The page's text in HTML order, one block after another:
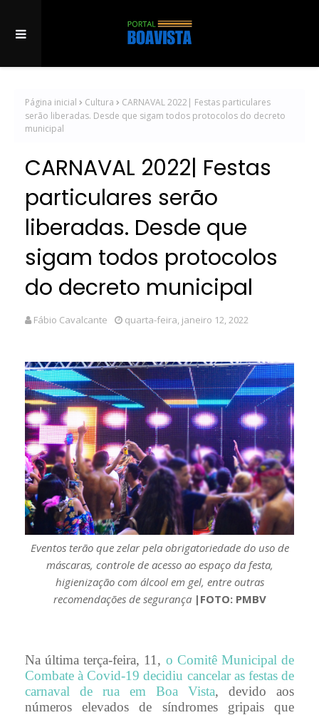
Página inicial Cultura
CARNAVAL 2022| Festas particulares
serão liberadas. Desde que sigam todos protocolos do decreto
municipal
CARNAVAL 2022| Festas
particulares serão
liberadas. Desde que
sigam todos protocolos
do decreto municipal
Fábio Cavalcante quarta-feira, janeiro 12, 2022
Eventos terão que zelar pela obrigatoriedade do uso de
máscaras, controle de acesso ao espaço da festa,
higienização com álcool em gel, entre outras
recomendações de segurança |FOTO: PMBV
Na última terça-feira, 11, o Comitê Municipal de
Combate à Covid-19 decidiu cancelar as festas de
carnaval de rua em Boa Vista, devido aos
números elevados de síndromes gripais que